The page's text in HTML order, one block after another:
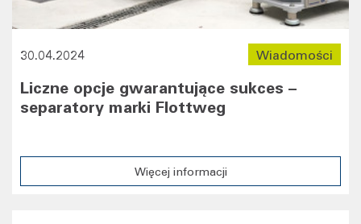
Wiadomości
30.04.2024
Liczne opcje gwarantujące sukces –
separatory marki Flottweg
Więcej informacji